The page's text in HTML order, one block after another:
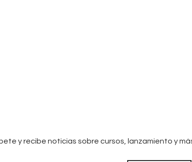
y recibe noticias sobre cursos, lanzamiento y